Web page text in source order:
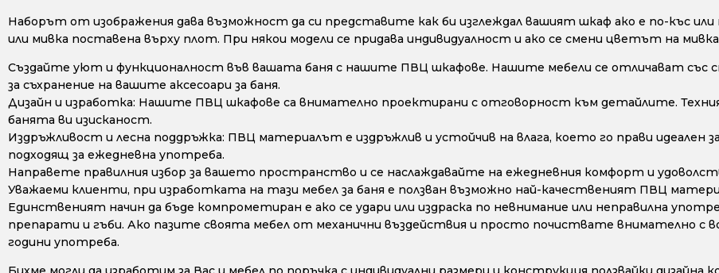
Наборът от изображения дава възможност да си представите как би изглеждал вашият шкаф ако е по-къс
или мивка поставена върху плот. При някои модели се придава индивидуалност и ако се смени цветът на
Създайте уют и функционалност във вашата баня с нашите ПВЦ шкафове. Нашите мебели се отличават със
за съхранение на вашите аксесоари за баня.
Дизайн и изработка: Нашите ПВЦ шкафове са внимателно проектирани с отговорност към детайлите.
банята ви изисканост.
Издръжливост и лесна поддръжка: ПВЦ материалът е издръжлив и устойчив на влага, което го прави идеален
подходящ за ежедневна употреба.
Направете правилния избор за вашето пространство и се наслаждавайте на ежедневния комфорт и
Уважаеми клиенти, при изработката на тази мебел за баня е ползван възможно най-качественият ПВЦ
Единственият начин да бъде компрометиран е ако се удари или издраска по невнимание или неправилна
препарати и гъби. Ако пазите своята мебел от механични въздействия и просто почиствате внимателно с
години употреба.